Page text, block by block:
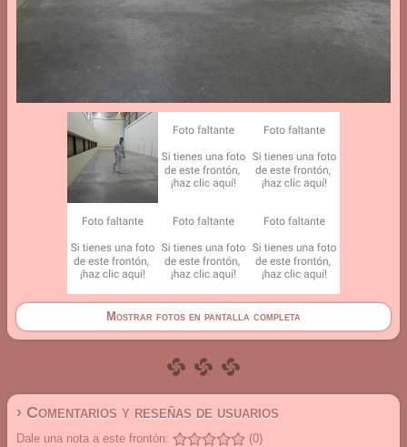
Mostrar fotos en pantalla completa
› Comentarios y reseñas de usuarios
Dale una nota a este frontón: (0)